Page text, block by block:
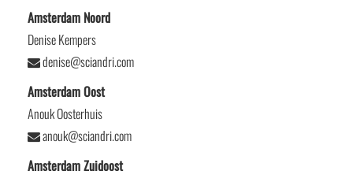
Amsterdam Noord
Denise Kempers
denise@sciandri.com
Amsterdam Oost
Anouk Oosterhuis
anouk@sciandri.com
Amsterdam Zuidoost